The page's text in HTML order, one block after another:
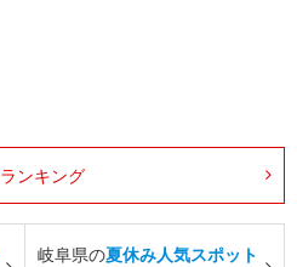
ランキング
岐阜県の夏休み人気スポット